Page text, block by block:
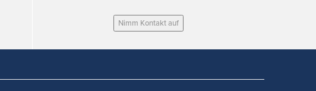
Nimm Kontakt auf